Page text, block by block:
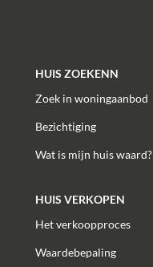
HUIS ZOEKENN
Zoek in woningaanbod
Bezichtiging
Wat is mijn huis waard?
HUIS VERKOPEN
Het verkoopproces
Waardebepaling